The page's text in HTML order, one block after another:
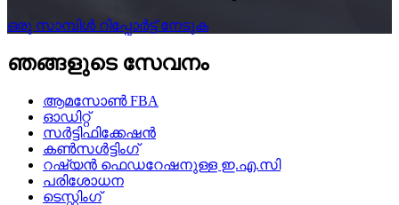
ഒരു സാമ്പിൾ റിപ്പോർട്ട് നേടുക
ഞങ്ങളുടെ സേവനം
ആമസോൺ FBA
ഓഡിറ്റ്
സർട്ടിഫിക്കേഷൻ
കൺസൾട്ടിംഗ്
റഷ്യൻ ഫെഡറേഷനുള്ള ഇ.എ.സി
പരിശോധന
ടെസ്റ്റിംഗ്